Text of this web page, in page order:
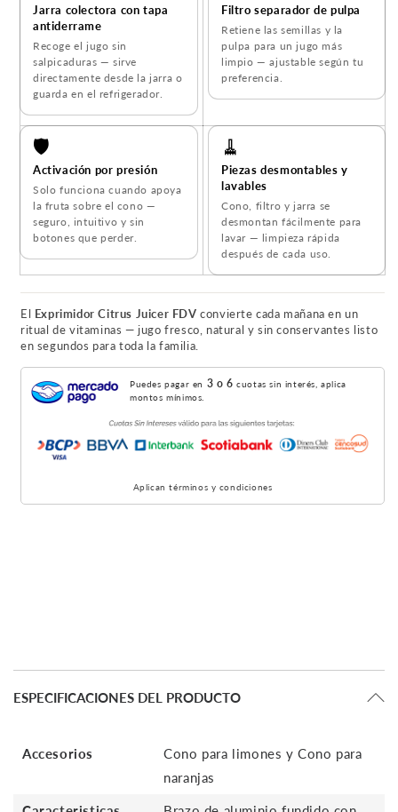
Jarra colectora con tapa
antiderrame
Recoge el jugo sin
salpicaduras — sirve
directamente desde la jarra o
guarda en el refrigerador.
Filtro separador de pulpa
Retiene las semillas y la
pulpa para un jugo más
limpio — ajustable según tu
preferencia.
🛡️
Activación por presión
Solo funciona cuando apoya
la fruta sobre el cono —
seguro, intuitivo y sin
botones que perder.
🧹
Piezas desmontables y
lavables
Cono, filtro y jarra se
desmontan fácilmente para
lavar — limpieza rápida
después de cada uso.
El Exprimidor Citrus Juicer FDV convierte cada mañana en un
ritual de vitaminas — jugo fresco, natural y sin conservantes listo
en segundos para toda la familia.
Puedes pagar en 3 o 6 cuotas sin interés, aplica
montos mínimos.
Aplican términos y condiciones
ESPECIFICACIONES DEL PRODUCTO
Accesorios
Cono para limones y Cono para
naranjas